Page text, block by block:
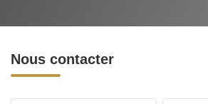
Nous contacter